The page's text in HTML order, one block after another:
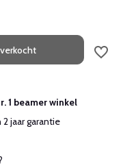
1 beamer winkel
jaar garantie